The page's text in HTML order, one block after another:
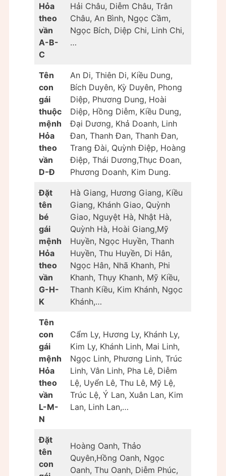
Hỏa
theo
vần
A-B-
C
Hải Châu, Diễm Châu, Trân
Châu, An Bình, Ngọc Cầm,
Ngọc Bích, Diệp Chi, Linh Chi,
…
Tên
con
gái
thuộc
mệnh
Hỏa
theo
vần
D-Đ
An Di, Thiên Di, Kiều Dung,
Bích Duyên, Kỳ Duyên, Phong
Diệp, Phương Dung, Hoài
Diệp, Hồng Diễm, Kiều Dung,
Đại Dương, Khả Doanh, Linh
Ðan, Thanh Đan, Thanh Đan,
Trang Ðài, Quỳnh Điệp, Hoàng
Điệp, Thái Dương,Thục Ðoan,
Phương Doanh, Kim Dung.
Đặt
tên
bé
gái
mệnh
Hỏa
theo
vần
G-H-
K
Hà Giang, Hương Giang, Kiều
Giang, Khánh Giao, Quỳnh
Giao, Nguyệt Hà, Nhật Hà,
Quỳnh Hà, Hoài Giang,Mỹ
Huyền, Ngọc Huyền, Thanh
Huyền, Thu Huyền, Di Hân,
Ngọc Hân, Nhã Khanh, Phi
Khanh, Thụy Khanh, Mỹ Kiều,
Thanh Kiều, Kim Khánh, Ngọc
Khánh,…
Tên
con
gái
mệnh
Hỏa
theo
vần
L-M-
N
Cẩm Ly, Hương Ly, Khánh Ly,
Kim Ly, Khánh Linh, Mai Linh,
Ngọc Linh, Phương Linh, Trúc
Linh, Vân Linh, Pha Lê, Diễm
Lệ, Uyển Lê, Thu Lê, Mỹ Lệ,
Trúc Lệ, Ý Lan, Xuân Lan, Kim
Lan, Linh Lan,…
Đặt
tên
con
Hoàng Oanh, Thảo
Quyên,Hồng Oanh, Ngọc
Oanh, Thu Oanh, Diễm Phúc,